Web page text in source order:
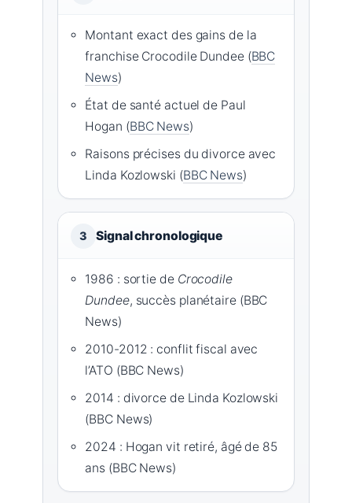
Montant exact des gains de la
franchise Crocodile Dundee (BBC
News)
État de santé actuel de Paul
Hogan (BBC News)
Raisons précises du divorce avec
Linda Kozlowski (BBC News)
3 Signal chronologique
1986 : sortie de Crocodile
Dundee, succès planétaire (BBC
News)
2010-2012 : conflit fiscal avec
l’ATO (BBC News)
2014 : divorce de Linda Kozlowski
(BBC News)
2024 : Hogan vit retiré, âgé de 85
ans (BBC News)